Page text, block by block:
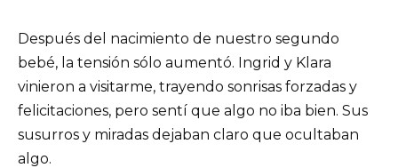
Después del nacimiento de nuestro segundo
bebé, la tensión sólo aumentó. Ingrid y Klara
vinieron a visitarme, trayendo sonrisas forzadas y
felicitaciones, pero sentí que algo no iba bien. Sus
susurros y miradas dejaban claro que ocultaban
algo.